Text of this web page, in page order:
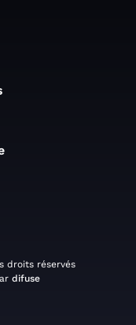
droits réservés
difuse